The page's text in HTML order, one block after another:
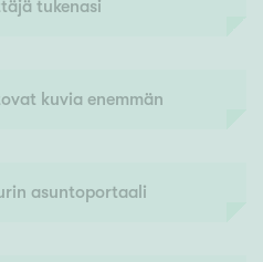
tukenasi
kuvia enemmän
asuntoportaali